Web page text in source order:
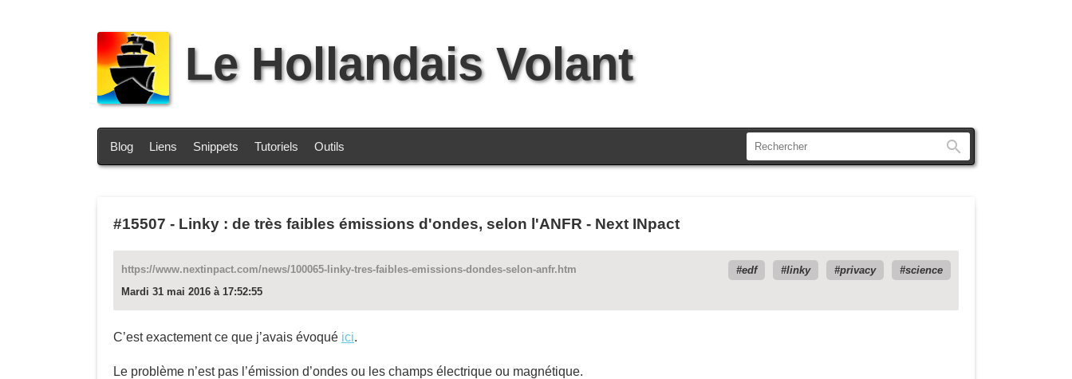
Le Hollandais Volant
Blog Liens Snippets Tutoriels Outils
#15507 - Linky : de très faibles émissions d'ondes, selon l'ANFR - Next INpact
https://www.nextinpact.com/news/100065-linky-tres-faibles-emissions-dondes-selon-anfr.htm edf linky privacy
science
Mardi 31 mai 2016 à 17:52:55
C’est exactement ce que j’avais évoqué ici.
Le problème n’est pas l’émission d’ondes ou les champs électrique ou magnétique.